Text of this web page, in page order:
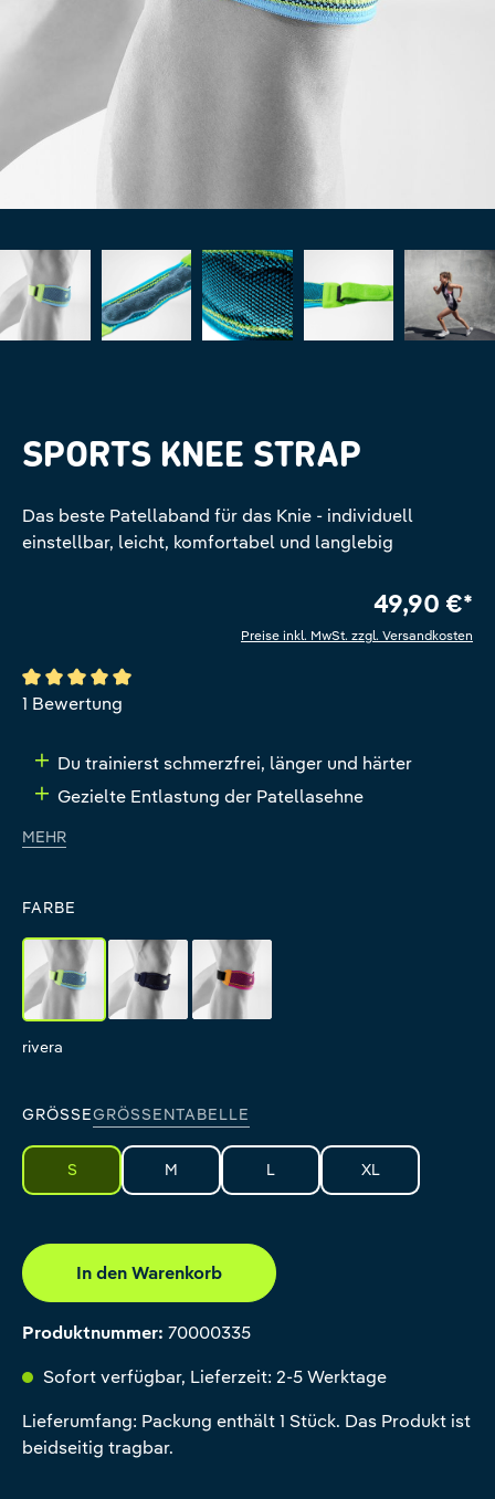
SPORTS KNEE STRAP
Das beste Patellaband für das Knie - individuell
einstellbar, leicht, komfortabel und langlebig
49,90 €*
Preise inkl. MwSt. zzgl. Versandkosten
Durchschnittliche Bewertung von 5 von 5 Sternen
1 Bewertung
Du trainierst schmerzfrei, länger und härter
Gezielte Entlastung der Patellasehne
MEHR
FARBE
rivera
rivera
black pink
GRÖSSE GRÖSSENTABELLE
S M L XL
In den Warenkorb
Produktnummer: 70000335
Sofort verfügbar, Lieferzeit: 2-5 Werktage
Lieferumfang: Packung enthält 1 Stück. Das Produkt ist
beidseitig tragbar.